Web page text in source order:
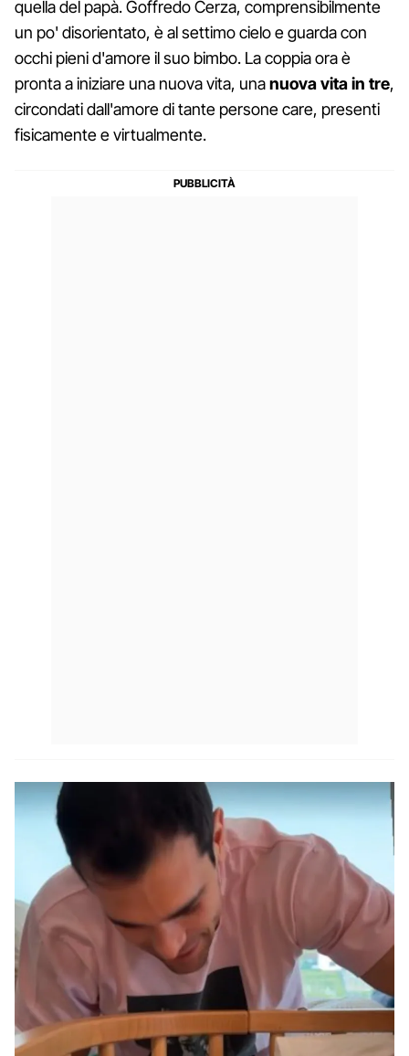
quella del papà. Goffredo Cerza, comprensibilmente
un po' disorientato, è al settimo cielo e guarda con
occhi pieni d'amore il suo bimbo. La coppia ora è
pronta a iniziare una nuova vita, unanuova vita in tre,
circondati dall'amore di tante persone care, presenti
fisicamente e virtualmente.